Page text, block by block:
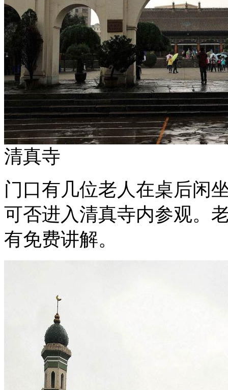
清真寺
门口有几位老人在桌后闲
可否进入清真寺内参观。
有免费讲解。